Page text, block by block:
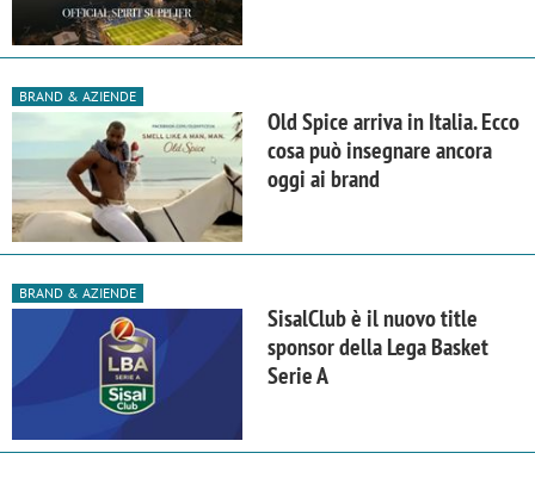
BRAND & AZIENDE
Old Spice arriva in Italia. Ecco
cosa può insegnare ancora
oggi ai brand
BRAND & AZIENDE
SisalClub è il nuovo title
sponsor della Lega Basket
Serie A